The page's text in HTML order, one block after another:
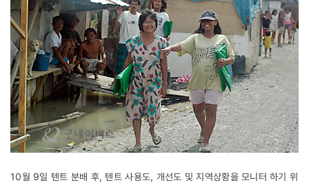
10월 9일 텐트 분배 후, 텐트 사용도, 개선도 및 지역상황을 모니터 하기 위